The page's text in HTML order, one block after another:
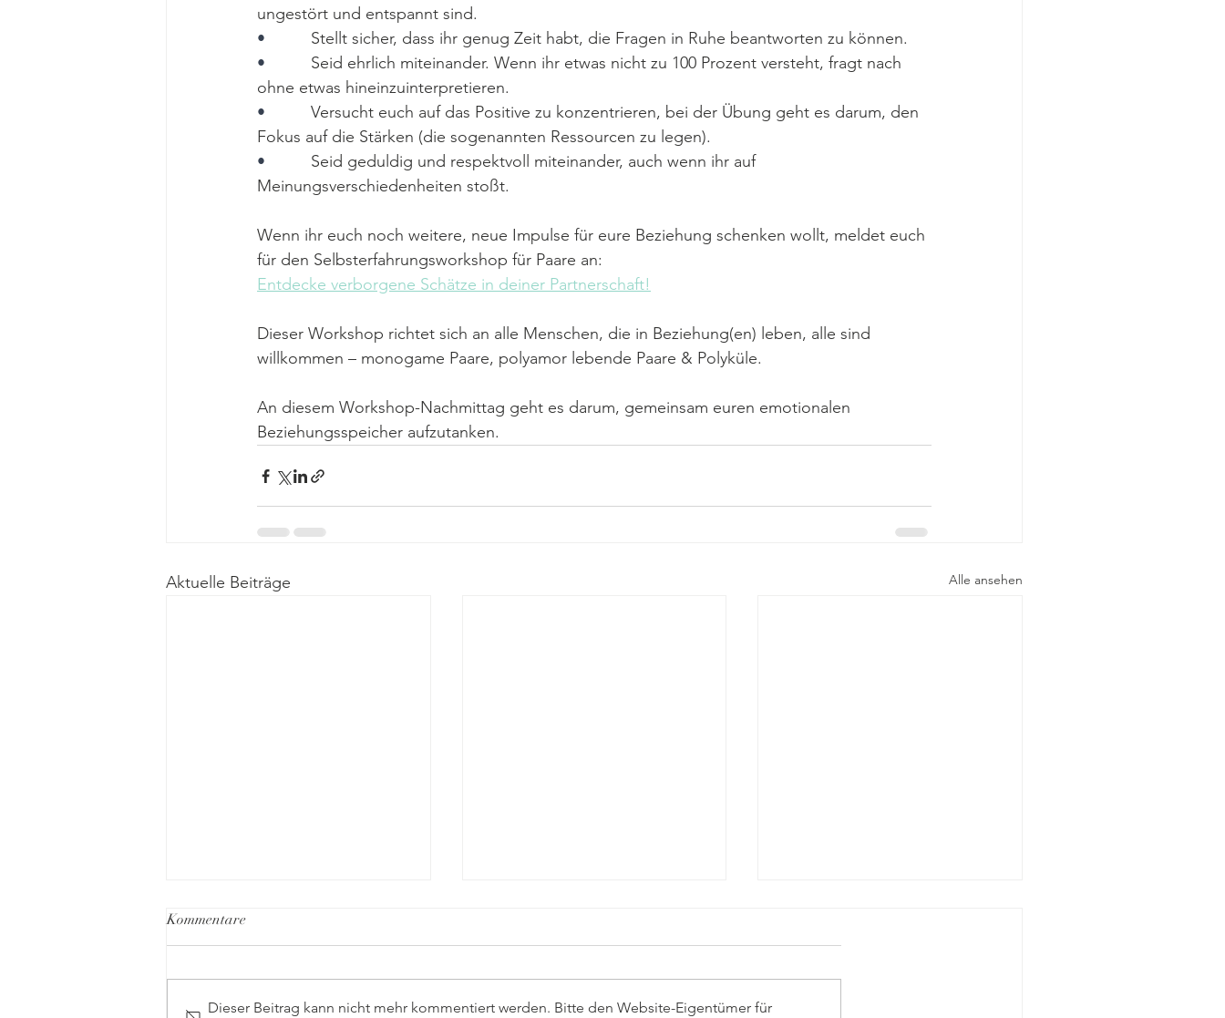
ungestört und entspannt sind.
• Stellt sicher, dass ihr genug Zeit habt, die Fragen in Ruhe beantworten zu können.
• Seid ehrlich miteinander. Wenn ihr etwas nicht zu 100 Prozent versteht, fragt nach
ohne etwas hineinzuinterpretieren.
• Versucht euch auf das Positive zu konzentrieren, bei der Übung geht es darum, den
Fokus auf die Stärken (die sogenannten Ressourcen zu legen).
• Seid geduldig und respektvoll miteinander, auch wenn ihr auf
Meinungsverschiedenheiten stoßt.
Wenn ihr euch noch weitere, neue Impulse für eure Beziehung schenken wollt, meldet euch
für den Selbsterfahrungsworkshop für Paare an:
Entdecke verborgene Schätze in deiner Partnerschaft!
Dieser Workshop richtet sich an alle Menschen, die in Beziehung(en) leben, alle sind
willkommen – monogame Paare, polyamor lebende Paare & Polyküle.
An diesem Workshop-Nachmittag geht es darum, gemeinsam euren emotionalen
Beziehungsspeicher aufzutanken.
Aktuelle Beiträge Alle ansehen
Kommentare
Dieser Beitrag kann nicht mehr kommentiert werden. Bitte den Website-Eigentümer für